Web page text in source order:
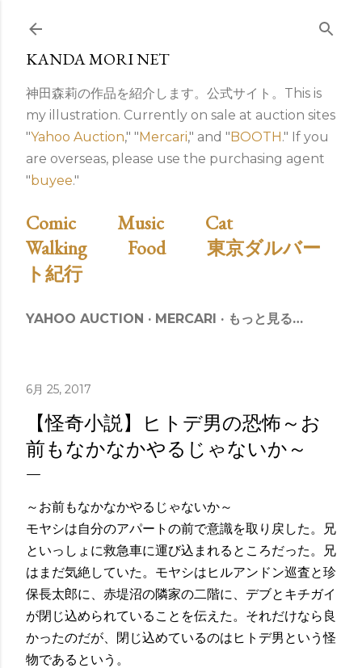
スキップしてメイン コンテンツに移動
KANDA MORI NET
神田森莉の作品を紹介します。公式サイト。This is
my illustration. Currently on sale at auction sites
"Yahoo Auction," "Mercari," and "BOOTH." If you
are overseas, please use the purchasing agent
"buyee."
Comic Music
Cat
Walking
Food
東京ダルバー
ト紀行
YAHOO AUCTION MERCARI もっと見る…
6月 25, 2017
【怪奇小説】ヒトデ男の恐怖～お
前もなかなかやるじゃないか～
～お前もなかなかやるじゃないか～
モヤシは自分のアパートの前で意識を取り戻した。兄
といっしょに救急車に運び込まれるところだった。兄
はまだ気絶していた。モヤシはヒルアンドン巡査と珍
保長太郎に、赤堤沼の隣家の二階に、デブとキチガイ
が閉じ込められていることを伝えた。それだけなら良
かったのだが、閉じ込めているのはヒトデ男という怪
物であるという。